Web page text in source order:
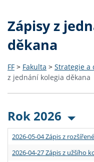
Zápisy z
děkana
FF > Fakulta > Strategie a
z jednání kolegia děkana
Rok 2026
2026-05-04 Zápis z
2026-04-27 Zápis z užšího